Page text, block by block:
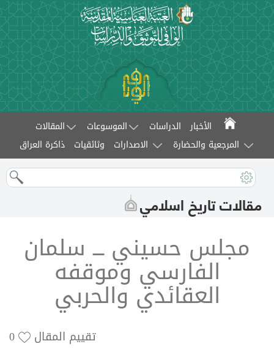
الأخبار الدراسات الموسوعات
المقالات
المرجعية والحضارة
الاصدارات وثائقيات ذاكرة العراق
مقالات تاريخ اسلامي
مجلس حسيني ـــ سلمان
الفارسي وموقفه
العقائدي والحربي
0 تقييم المقال